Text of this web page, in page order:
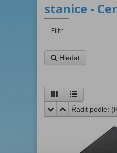
stanice -
Filtr
Hledat
Řadit podle: (